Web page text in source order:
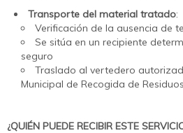
Transporte del material tratado:
Verificación de la ausencia de
Se sitúa en un recipiente
seguro
Traslado al vertedero
Municipal de Recogida de
¿QUIÉN PUEDE RECIBIR ESTE